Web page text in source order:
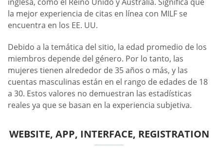
la mejor experiencia de citas en línea con MILF se
encuentra en los EE. UU.
Debido a la temática del sitio, la edad promedio de los
miembros depende del género. Por lo tanto, las
mujeres tienen alrededor de 35 años o más, y las
cuentas masculinas están en el rango de edades de 18
a 30. Estos valores no demuestran las estadísticas
reales ya que se basan en la experiencia subjetiva.
WEBSITE, APP, INTERFACE, REGISTRATION